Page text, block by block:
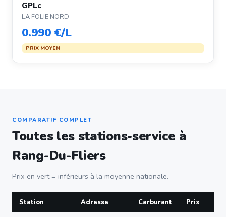
GPLc
LA FOLIE NORD
0.990 €/L
PRIX MOYEN
COMPARATIF COMPLET
Toutes les stations-service à
Rang-Du-Fliers
Prix en vert = inférieurs à la moyenne nationale.
Station Adresse Carburant Prix